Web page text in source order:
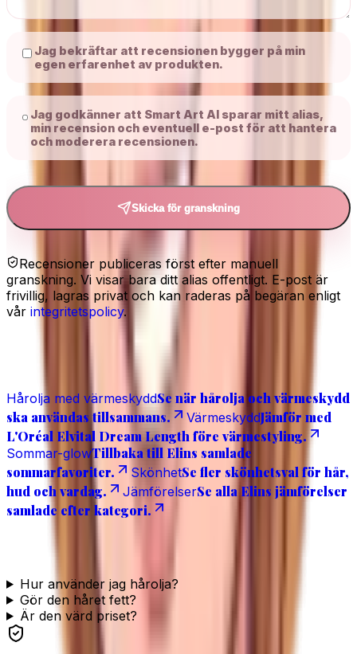
Jag bekräftar att recensionen bygger på min
egen erfarenhet av produkten.
Jag godkänner att Smart Art AI sparar mitt alias,
min recension och eventuell e-post för att hantera
och moderera recensionen.
Skicka för granskning
Recensioner publiceras först efter manuell
granskning. Vi visar bara ditt alias offentligt. E-post är
frivillig, lagras privat och kan raderas på begäran enligt
vår integritetspolicy.
Relaterat
Hårolja med värmeskyddSe när hårolja och värmeskydd
ska användas tillsammans.
VärmeskyddJämför med
L'Oréal Elvital Dream Length före värmestyling.
Sommar-glowTillbaka till Elins samlade
sommarfavoriter.
SkönhetSe fler skönhetsval för hår,
hud och vardag.
JämförelserSe alla Elins jämförelser
samlade efter kategori.
Vanliga frågor
Hur använder jag hårolja?
Gör den håret fett?
Är den värd priset?